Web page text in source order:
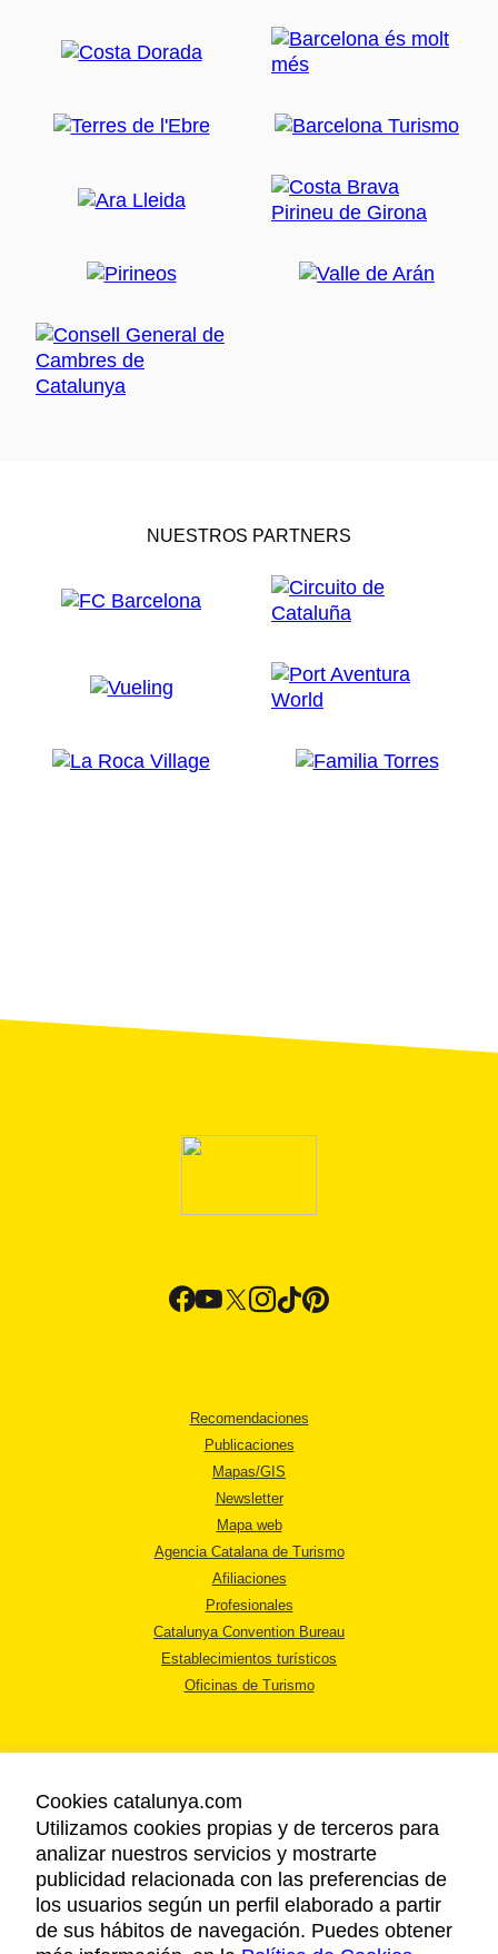
NUESTROS PARTNERS
Recomendaciones
Publicaciones
Mapas/GIS
Newsletter
Mapa web
Agencia Catalana de Turismo
Afiliaciones
Profesionales
Catalunya Convention Bureau
Establecimientos turísticos
Oficinas de Turismo
AVISO LEGAL
POLÍTICA DE PRIVACIDAD
COOKIES
ACCESSIBILIDAD
Cookies catalunya.com
Utilizamos cookies propias y de terceros para
analizar nuestros servicios y mostrarte
publicidad relacionada con las preferencias de
los usuarios según un perfil elaborado a partir
de sus hábitos de navegación. Puedes obtener